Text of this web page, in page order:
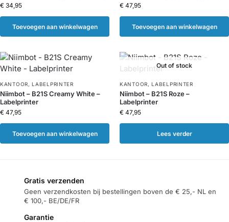
€ 34,95
Toevoegen aan winkelwagen
€ 47,95
Toevoegen aan winkelwagen
KANTOOR, LABELPRINTER
Niimbot – B21S Creamy White –
Labelprinter
€ 47,95
Toevoegen aan winkelwagen
Out of stock
KANTOOR, LABELPRINTER
Niimbot – B21S Roze –
Labelprinter
€ 47,95
Lees verder
Gratis verzenden
Geen verzendkosten bij bestellingen boven de € 25,- NL en
€ 100,- BE/DE/FR
Garantie